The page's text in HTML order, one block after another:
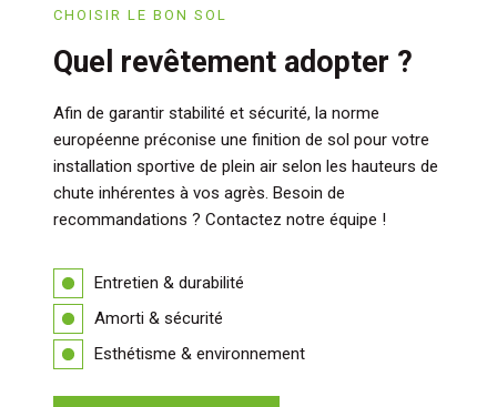
CHOISIR LE BON SOL
Quel revêtement adopter ?
Afin de garantir stabilité et sécurité, la norme
européenne préconise une finition de sol pour votre
installation sportive de plein air selon les hauteurs de
chute inhérentes à vos agrès. Besoin de
recommandations ? Contactez notre équipe !
Entretien & durabilité
Amorti & sécurité
Esthétisme & environnement